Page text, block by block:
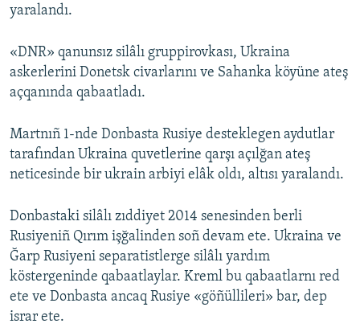
yaralandı.
«DNR» qanunsız silâlı gruppirovkası, Ukraina
askerlerini Donetsk civarlarını ve Sahanka köyüne ateş
açqanında qabaatladı.
Martnıñ 1-nde Donbasta Rusiye desteklegen aydutlar
tarafından Ukraina quvetlerine qarşı açılğan ateş
neticesinde bir ukrain arbiyi elâk oldı, altısı yaralandı.
Donbastaki silâlı zıddiyet 2014 senesinden berli
Rusiyeniñ Qırım işğalinden soñ devam ete. Ukraina ve
Ğarp Rusiyeni separatistlerge silâlı yardım
köstergeninde qabaatlaylar. Kreml bu qabaatlarnı red
ete ve Donbasta ancaq Rusiye «göñüllileri» bar, dep
israr ete.